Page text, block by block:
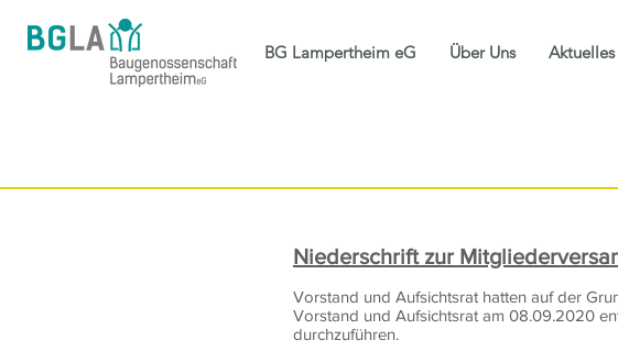
BG Lampertheim eG Über Uns Aktuelles
Niederschrift zur
Vorstand und Aufsichtsrat hatten auf der
Vorstand und Aufsichtsrat am 08.09.2020
durchzuführen.